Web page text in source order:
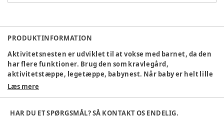
PRODUKTINFORMATION
Aktivitetsnesten er udviklet til at vokse med barnet, da den
har flere funktioner. Brug den som kravlegård,
aktivitetstæppe, legetæppe, babynest. Når baby er helt lille
kan aktivitetsnesten med fordel bruges med siderne lukket
evt. til tvillinger. Samtidig kan siderne foldes ned, hvis man
Læs mere
HAR DU ET SPØRGSMÅL? SÅ KONTAKT OS ENDELIG.